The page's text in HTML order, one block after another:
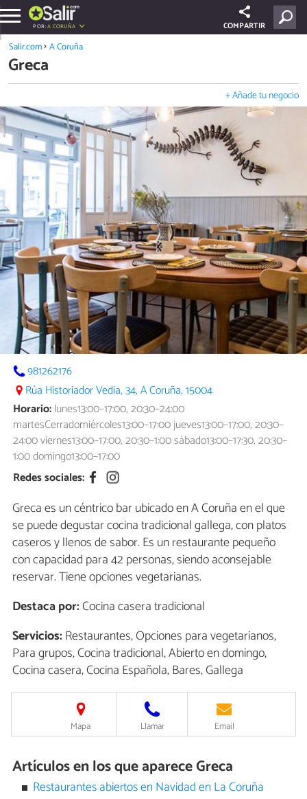
POR:A CORUÑA COMPARTIR
Salir.com A Coruña
Greca
+ Añade tu negocio
981262176
Rúa Historiador Vedia, 34, A Coruña, 15004
Horario:lunes13:00–17:00, 20:30–24:00
martesCerradomiércoles13:00–17:00 jueves13:00–17:00, 20:30–
24:00 viernes13:00–17:00, 20:30–1:00 sábado13:00–17:30, 20:30–
1:00 domingo13:00–17:00
Redes sociales:
Greca es un céntrico bar ubicado en A Coruña en el que
se puede degustar cocina tradicional gallega, con platos
caseros y llenos de sabor. Es un restaurante pequeño
con capacidad para 42 personas, siendo aconsejable
reservar. Tiene opciones vegetarianas.
Destaca por:Cocina casera tradicional
Servicios:Restaurantes, Opciones para vegetarianos,
Para grupos, Cocina tradicional, Abierto en domingo,
Cocina casera, Cocina Española, Bares, Gallega
Mapa Llamar Email
Artículos en los que aparece Greca
Restaurantes abiertos en Navidad en La Coruña